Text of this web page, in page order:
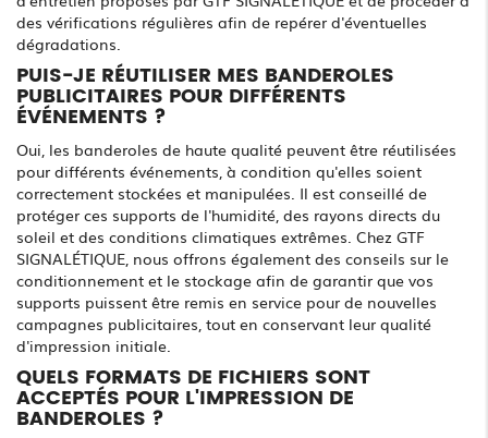
des vérifications régulières afin de repérer d'éventuelles
dégradations.
PUIS-JE RÉUTILISER MES BANDEROLES
PUBLICITAIRES POUR DIFFÉRENTS
ÉVÉNEMENTS ?
Oui, les banderoles de haute qualité peuvent être réutilisées
pour différents événements, à condition qu'elles soient
correctement stockées et manipulées. Il est conseillé de
protéger ces supports de l'humidité, des rayons directs du
soleil et des conditions climatiques extrêmes. Chez GTF
SIGNALÉTIQUE, nous offrons également des conseils sur le
conditionnement et le stockage afin de garantir que vos
supports puissent être remis en service pour de nouvelles
campagnes publicitaires, tout en conservant leur qualité
d'impression initiale.
QUELS FORMATS DE FICHIERS SONT
ACCEPTÉS POUR L'IMPRESSION DE
BANDEROLES ?